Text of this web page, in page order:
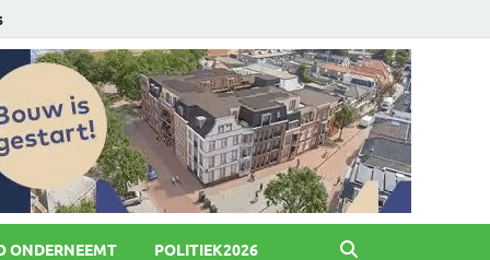
ONDERNEEMT POLITIEK2026